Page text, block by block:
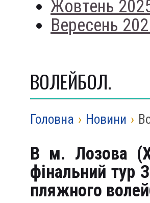
Жовтень
Вересень
ВОЛЕЙБОЛ.
Головна › Новини ›
В м. Лозова
фінальний тур
пляжного